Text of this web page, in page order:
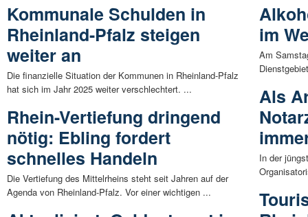
Kommunale Schulden in
Rheinland-Pfalz steigen
weiter an
Die finanzielle Situation der Kommunen in Rheinland-Pfalz
hat sich im Jahr 2025 weiter verschlechtert. ...
Rhein-Vertiefung dringend
nötig: Ebling fordert
schnelles Handeln
Die Vertiefung des Mittelrheins steht seit Jahren auf der
Agenda von Rheinland-Pfalz. Vor einer wichtigen ...
im
Am
Als
In der